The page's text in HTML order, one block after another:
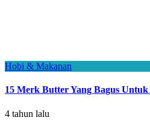
Hobi & Makanan
15 Merk Butter Yang Bagus
4 tahun lalu